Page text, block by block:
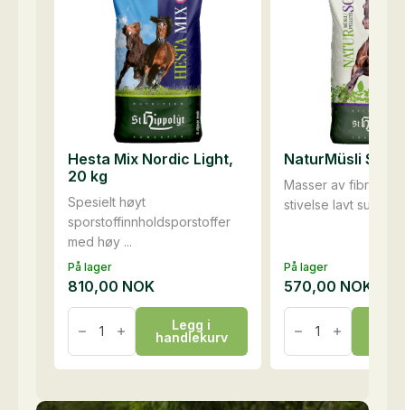
På lager
Spesielt høyt
sporstoffinnholdsporstoffer
med høy ...
Hesta Mix Nordic Light,
20 kg
810,00 NOK
Hesta
Mix
Nordic
Light,
20
antall
Legg i
handlekurv
På lager
Masser av fibre -
stivelse lavt sukker-
NaturMüsli
570,00 NOK
NaturMüsli
SOLO,
kg
antall